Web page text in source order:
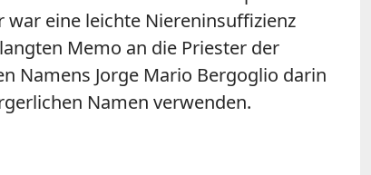
war eine leichte Niereninsuffizienz
Memo an die Priester der
Namens Jorge Mario Bergoglio darin
Namen verwenden.